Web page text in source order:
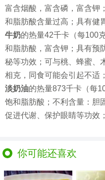
富含烟酸，富含磷，富含钾
和脂肪酸含量过高；具有健
牛奶的热量42千卡（每100
和脂肪酸，富含钾；具有预
秘等功效；可与桃、蜂蜜、
相克，同食可能会引起不适；
淡奶油的热量873千卡（每
饱和脂肪酸；不利含量：胆
促进代谢、保护眼睛等功效；
你可能还喜欢